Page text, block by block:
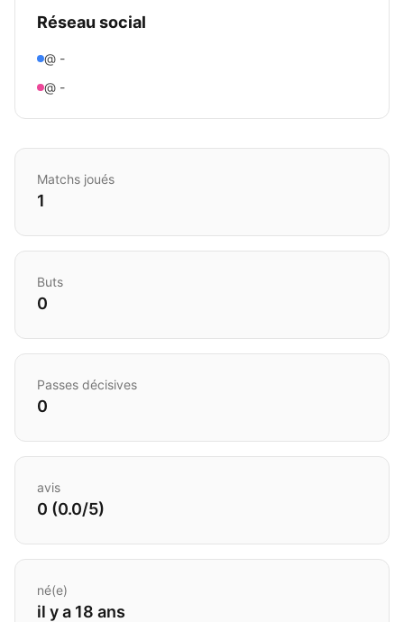
Réseau social
@ -
@ -
Matchs joués
1
Buts
0
Passes décisives
0
avis
0 (0.0/5)
né(e)
il y a 18 ans